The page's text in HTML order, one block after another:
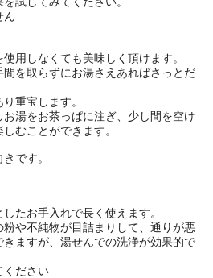
ん
用しなくても美味しく頂けます。
を取らずにお湯さえあればさっとだ
重宝します。
湯をお茶っぱに注ぎ、少し間を空け
むことができます。
です。
たお手入れで長く使えます。
や不純物が目詰まりして、通りが悪
きますが、湯せんでの洗浄が効果的で
ください